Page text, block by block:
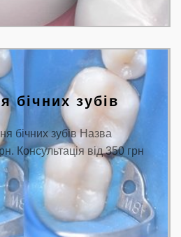
бічних зубів
бічних зубів Назва
Консультація від 350 грн